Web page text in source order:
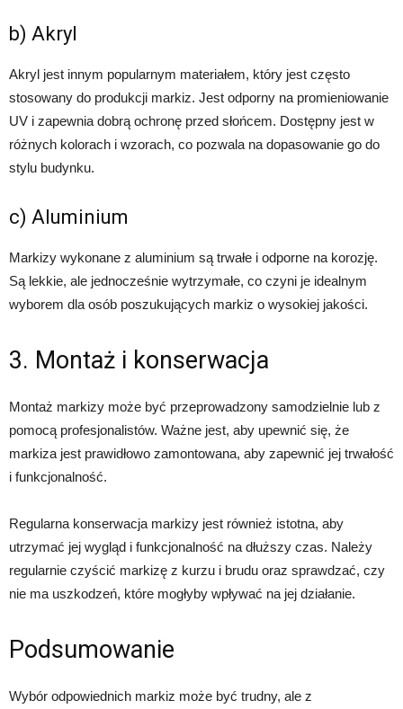
b) Akryl
Akryl jest innym popularnym materiałem, który jest często
stosowany do produkcji markiz. Jest odporny na promieniowanie
UV i zapewnia dobrą ochronę przed słońcem. Dostępny jest w
różnych kolorach i wzorach, co pozwala na dopasowanie go do
stylu budynku.
c) Aluminium
Markizy wykonane z aluminium są trwałe i odporne na korozję.
Są lekkie, ale jednocześnie wytrzymałe, co czyni je idealnym
wyborem dla osób poszukujących markiz o wysokiej jakości.
3. Montaż i konserwacja
Montaż markizy może być przeprowadzony samodzielnie lub z
pomocą profesjonalistów. Ważne jest, aby upewnić się, że
markiza jest prawidłowo zamontowana, aby zapewnić jej trwałość
i funkcjonalność.
Regularna konserwacja markizy jest również istotna, aby
utrzymać jej wygląd i funkcjonalność na dłuższy czas. Należy
regularnie czyścić markizę z kurzu i brudu oraz sprawdzać, czy
nie ma uszkodzeń, które mogłyby wpływać na jej działanie.
Podsumowanie
Wybór odpowiednich markiz może być trudny, ale z